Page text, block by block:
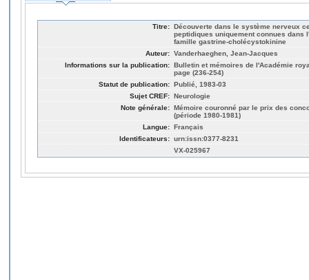
Titre: Découverte dans le système nerveux
peptidiques uniquement connues
famille gastrine-cholécystokinine
Auteur: Vanderhaeghen, Jean-Jacques
Informations sur la publication: Bulletin et mémoires de l'Académie
page (236-254)
Statut de publication: Publié, 1983-03
Sujet CREF: Neurologie
Note générale: Mémoire couronné par le prix des
(période 1980-1981)
Langue: Français
Identificateurs: urn:issn:0377-8231
VX-025967